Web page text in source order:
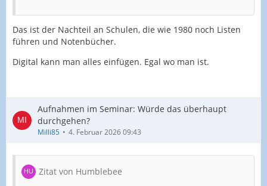
Das ist der Nachteil an Schulen, die wie 1980 noch Listen
führen und Notenbücher.
Digital kann man alles einfügen. Egal wo man ist.
Aufnahmen im Seminar: Würde das überhaupt
durchgehen?
Milli85 4. Februar 2026 09:43
Zitat von Humblebee